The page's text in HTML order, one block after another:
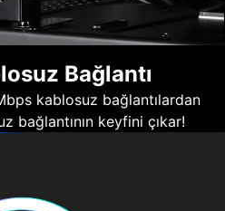
Bağlantı
kablosuz bağlantılardan
bağlantının keyfini çıkar!